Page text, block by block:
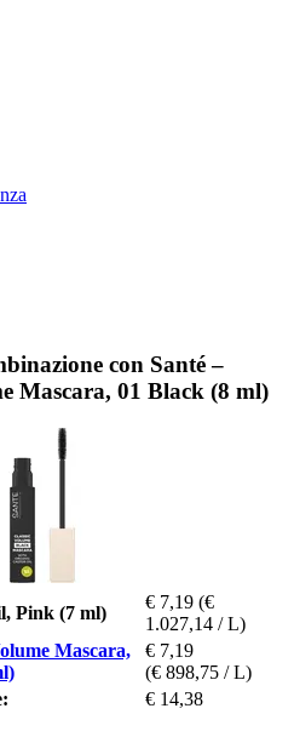
con Santé –
Mascara, 01 Black (8 ml)
Pink (7 ml)
€ 7,19 (€
1.027,14 / L)
Mascara,
€ 7,19
(€ 898,75 / L)
€ 14,38